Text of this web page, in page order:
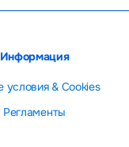
Информация
условия & Cookies
Регламенты